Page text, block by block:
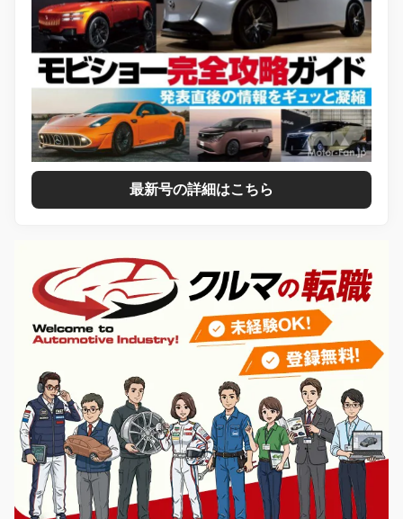
最新号の詳細はこちら